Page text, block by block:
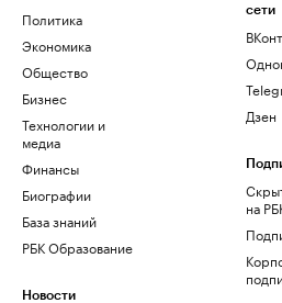
Политика
Экономика
Общество
Бизнес
Технологии и
медиа
Финансы
Биографии
База знаний
РБК Образование
Новости
сети
Дзен
на